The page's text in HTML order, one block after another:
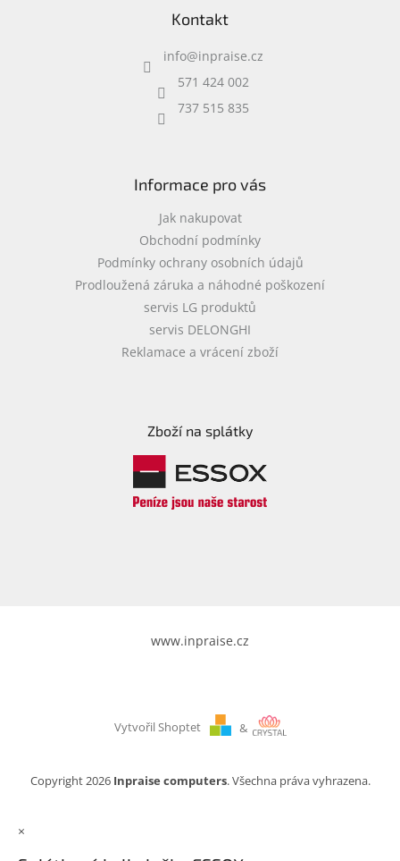
c
í
r
v
y
i
s
u
Kontakt
info@inpraise.cz
571 424 002
737 515 835
Informace pro vás
Jak nakupovat
Obchodní podmínky
Podmínky ochrany osobních údajů
Prodloužená záruka a náhodné poškození
servis LG produktů
servis DELONGHI
Reklamace a vrácení zboží
Zboží na splátky
www.inpraise.cz
Vytvořil Shoptet &
Copyright 2026 Inpraise computers. Všechna práva vyhrazena.
×